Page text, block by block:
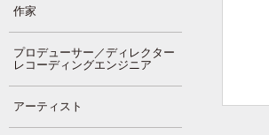
作家
プロデューサー／ディレクター
レコーディングエンジニア
アーティスト